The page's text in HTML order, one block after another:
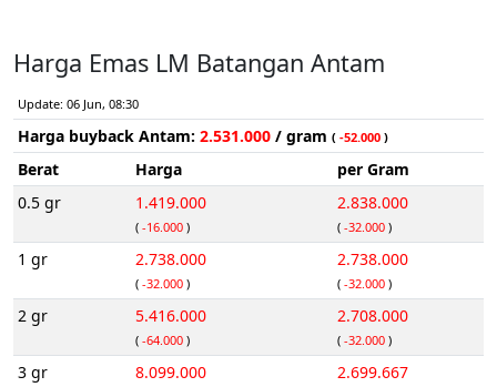
Harga Emas LM Batangan Antam
Update: 06 Jun, 08:30
Harga buyback Antam: 2.531.000 / gram ( -52.000 )
Berat Harga
per Gram
0.5 gr
1.419.000
( -16.000 )
2.838.000
( -32.000 )
1 gr 2.738.000
( -32.000 )
2.738.000
( -32.000 )
2 gr 5.416.000
( -64.000 )
2.708.000
( -32.000 )
3 gr 8.099.000 2.699.667